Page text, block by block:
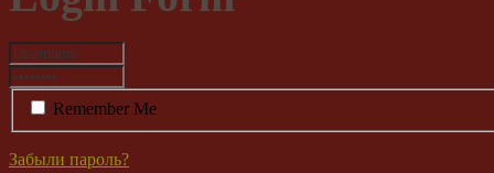
Remember Me
Забыли пароль?